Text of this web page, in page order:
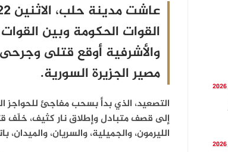
القوات الحكومة وبين
والأشرفية أوقع قتلى
مصير الجزيرة السورية.
التصعيد، الذي بدأ بسحب مفاجئ
إلى قصف متبادل وإطلاق نار كثيف، خلّف
الليرمون، والجميلية، والسريان،